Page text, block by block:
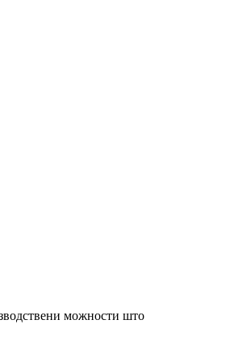
можности што